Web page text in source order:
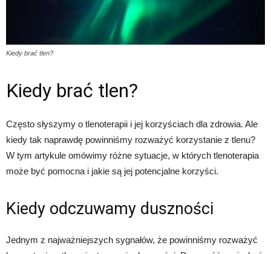
Kiedy brać tlen?
Kiedy brać tlen?
Często słyszymy o tlenoterapii i jej korzyściach dla zdrowia. Ale
kiedy tak naprawdę powinniśmy rozważyć korzystanie z tlenu?
W tym artykule omówimy różne sytuacje, w których tlenoterapia
może być pomocna i jakie są jej potencjalne korzyści.
Kiedy odczuwamy duszności
Jednym z najważniejszych sygnałów, że powinniśmy rozważyć